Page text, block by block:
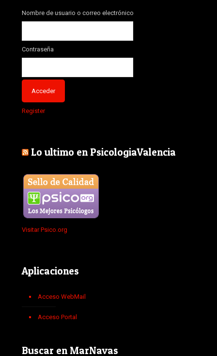
Nombre de usuario o correo electrónico
Contraseña
Register
Lo ultimo en PsicologiaValencia
Visitar Psico.org
Aplicaciones
Acceso WebMail
Acceso Portal
Buscar en MarNavas